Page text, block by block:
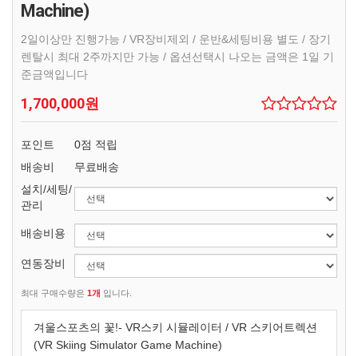
Machine)
2일이상만 진행가능 / VR장비제외 / 운반&세팅비용 별도 / 장기
렌탈시 최대 2주까지만 가능 / 옵션선택시 나오는 금액은 1일 기
준금액입니다
1,700,000원
포인트
0점 적립
배송비
무료배송
설치/세팅/
관리
배송비용
연동장비
최대 구매수량은 1개 입니다.
겨울스포츠의 꽃!- VR스키 시뮬레이터 / VR 스키어트렉션
(VR Skiing Simulator Game Machine)